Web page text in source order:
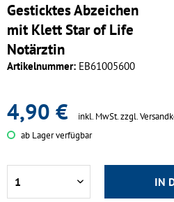
Gesticktes Abzeichen
mit Klett Star of Life
Notärztin
Artikelnummer: EB61005600
4,90 € inkl. MwSt.zzgl.
ab Lager verfügbar
IN